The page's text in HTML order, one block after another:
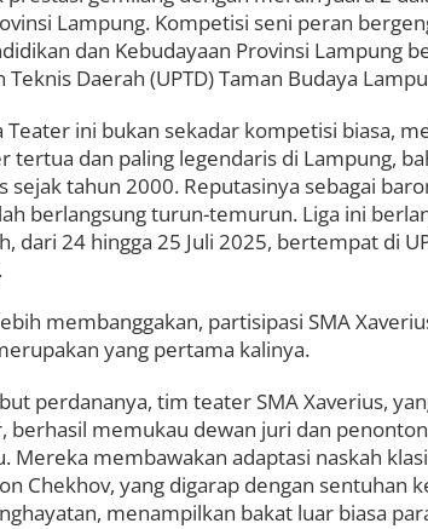
o
v
n
i
a
m
p
u
n
0
2
5
a
l
a
D
e
Lampung. Kompetisi seni peran
dan Kebudayaan Provinsi Lampung
Teknis Daerah (UPTD) Taman Budaya
Teater ini bukan sekadar kompetisi biasa,
tertua dan paling legendaris di Lampung,
sejak tahun 2000. Reputasinya sebagai
berlangsung turun-temurun. Liga ini
dari 24 hingga 25 Juli 2025, bertempat di
membanggakan, partisipasi SMA
yang pertama kalinya.
perdananya, tim teater SMA Xaverius,
berhasil memukau dewan juri dan
Mereka membawakan adaptasi naskah
Chekhov, yang digarap dengan sentuhan
menampilkan bakat luar biasa